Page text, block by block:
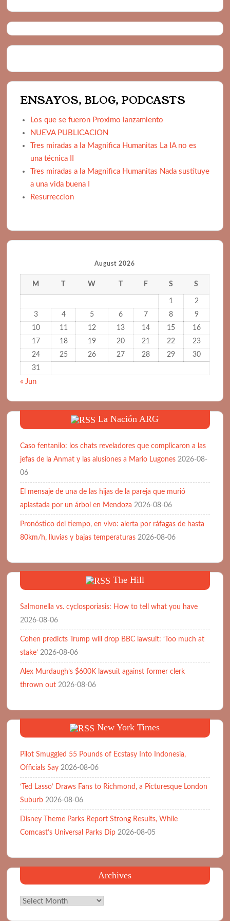
ENSAYOS, BLOG, PODCASTS
Los que se fueron Proximo lanzamiento
NUEVA PUBLICACION
Tres miradas a la Magnifica Humanitas La IA no es
una técnica II
Tres miradas a la Magnifica Humanitas Nada sustituye
a una vida buena I
Resurreccion
August 2026
M W F S S
1
2
3
4 5 6 7 8
9
10
11 12 13 14 15
16
17
18 19 20 21 22
23
24
25 26 27 28 29
30
31
« Jun
La Nación ARG
Caso fentanilo: los chats reveladores que complicaron a las
jefas de la Anmat y las alusiones a Mario Lugones 2026-08-
06
El mensaje de una de las hijas de la pareja que murió
aplastada por un árbol en Mendoza 2026-08-06
Pronóstico del tiempo, en vivo: alerta por ráfagas de hasta
80km/h, lluvias y bajas temperaturas 2026-08-06
The Hill
Salmonella vs. cyclosporiasis: How to tell what you have
2026-08-06
Cohen predicts Trump will drop BBC lawsuit: ‘Too much at
stake’ 2026-08-06
Alex Murdaugh’s $600K lawsuit against former clerk
thrown out 2026-08-06
New York Times
Pilot Smuggled 55 Pounds of Ecstasy Into Indonesia,
Officials Say 2026-08-06
‘Ted Lasso’ Draws Fans to Richmond, a Picturesque London
Suburb 2026-08-06
Disney Theme Parks Report Strong Results, While
Comcast’s Universal Parks Dip 2026-08-05
Archives
Archives